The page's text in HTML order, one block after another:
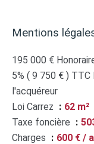
Mentions
195 000 €
5% ( 9 750 € ) TTC
l'acquéreur
Loi Carrez
62 m²
Taxe foncière
Charges
600 € /